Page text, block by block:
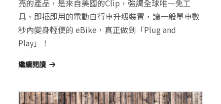
亮的產品，是來自美國的Clip，強調全球唯一免工
具、即插即用的電動自行車升級裝置，讓一般單車數
秒內變身輕便的 eBike，真正做到「Plug and
Play」！
繼續閱讀